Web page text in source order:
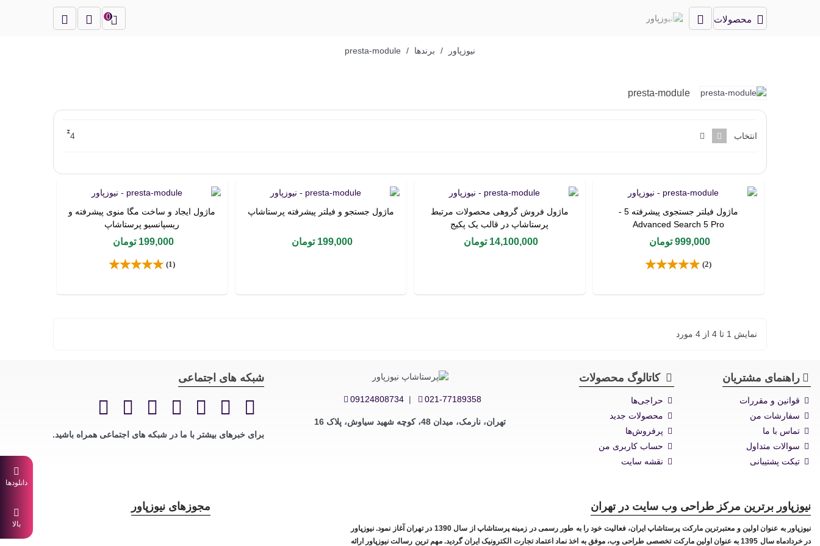
محصولات 0
نیوزپاور / برندها /
presta-module
presta-module
انتخاب 4
خرید محصول
ماژول فیلتر جستجوی پیشرفته 5 -
Advanced Search 5 Pro
999,000 تومان
(2)
خرید محصول
ماژول فروش گروهی محصولات مرتبط
پرستاشاپ در قالب یک پکیج
14,100,000 تومان
خرید محصول
ماژول جستجو و فیلتر پیشرفته پرستاشاپ
199,000 تومان
خرید محصول
ماژول ایجاد و ساخت مگا منوی پیشرفته و
ریسپانسیو پرستاشاپ
199,000 تومان
(1)
نمایش 1 تا 4 از 4 مورد
راهنمای مشتریان
قوانین و مقررات
سفارشات من
تماس با ما
سوالات متداول
تیکت پشتیبانی
کاتالوگ محصولات
حراجی‌ها
محصولات جدید
پرفروش‌ها
حساب کاربری من
نقشه سایت
021-77189358
|
09124808734
تهران، نارمک، میدان 48، کوچه شهید سیاوش، پلاک 16
شبکه های اجتماعی
برای خبرهای بیشتر با ما در شبکه های اجتماعی همراه باشید.
نیوزپاور برترین مرکز طراحی وب سایت در تهران
نیوزپاور به عنوان اولین و معتبرترین مارکت پرستاشاپ
ایران، فعالیت خود را به طور رسمی در زمینه پرستاشاپ از سال 1390 در تهران آغاز نمود. نیوزپاور
در خردادماه سال 1395 به عنوان اولین مارکت تخصصی طراحی وب، موفق به اخذ نماد اعتماد تجارت الکترونیک ایران گردید. مهم ترین رسالت نیوزپاور ارائه
مجوزهای نیوزپاور
دانلودها
بالا